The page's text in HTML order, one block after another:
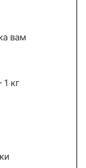
вам
кг